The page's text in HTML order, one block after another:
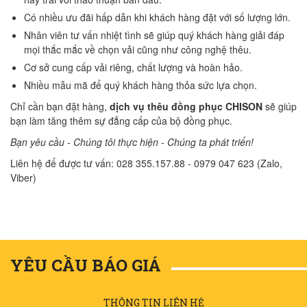
Có nhiều ưu đãi hấp dẫn khi khách hàng đặt với số lượng lớn.
Nhân viên tư vấn nhiệt tình sẽ giúp quý khách hàng giải đáp
mọi thắc mắc về chọn vải cũng như công nghệ thêu.
Cơ sở cung cấp vải riêng, chất lượng và hoàn hảo.
Nhiều mẫu mã để quý khách hàng thỏa sức lựa chọn.
Chỉ cần bạn đặt hàng, dịch vụ thêu đồng phục CHISON sẽ giúp
bạn làm tăng thêm sự đẳng cấp của bộ đồng phục.
Bạn yêu cầu - Chúng tôi thực hiện - Chúng ta phát triển!
Liên hệ để được tư vấn: 028 355.157.88 - 0979 047 623 (Zalo,
Viber)
YÊU CẦU BÁO GIÁ
THÔNG TIN LIÊN HỆ